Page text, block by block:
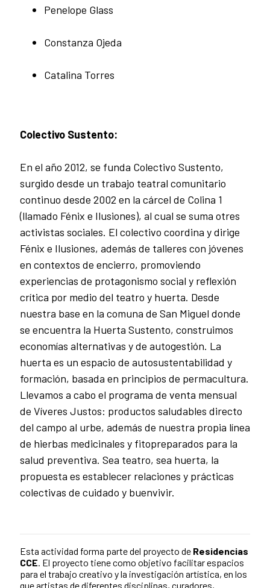
Penelope Glass
Constanza Ojeda
Catalina Torres
Colectivo Sustento:
En el año 2012, se funda Colectivo Sustento,
surgido desde un trabajo teatral comunitario
continuo desde 2002 en la cárcel de Colina 1
(llamado Fénix e Ilusiones), al cual se suma otres
activistas sociales. El colectivo coordina y dirige
Fénix e Ilusiones, además de talleres con jóvenes
en contextos de encierro, promoviendo
experiencias de protagonismo social y reflexión
crítica por medio del teatro y huerta. Desde
nuestra base en la comuna de San Miguel donde
se encuentra la Huerta Sustento, construimos
economías alternativas y de autogestión. La
huerta es un espacio de autosustentabilidad y
formación, basada en principios de permacultura.
Llevamos a cabo el programa de venta mensual
de Víveres Justos: productos saludables directo
del campo al urbe, además de nuestra propia línea
de hierbas medicinales y fitopreparados para la
salud preventiva. Sea teatro, sea huerta, la
propuesta es establecer relaciones y prácticas
colectivas de cuidado y buenvivir.
Esta actividad forma parte del proyecto de Residencias
CCE . El proyecto tiene como objetivo facilitar espacios
para el trabajo creativo y la investigación artística, en los
que artistas de diferentes disciplinas, curadores,